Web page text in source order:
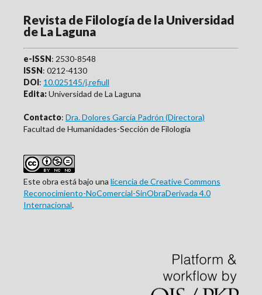
Revista de Filología de la Universidad
de La Laguna
e-ISSN: 2530-8548
ISSN: 0212-4130
DOI: 10.025145/j.refiull
Edita:Universidad de La Laguna
Contacto: Dra. Dolores García Padrón (Directora)
Facultad de Humanidades-Sección de Filología
Este obra está bajo una licencia de Creative Commons
Reconocimiento-NoComercial-SinObraDerivada 4.0
Internacional.